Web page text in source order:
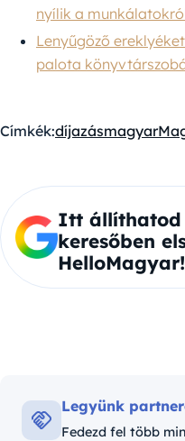
nyílik a
Lenyűgöző
palota
Címkék:díjazásmagyar
Itt állíthatod
keresőben
HelloMagyar!
Legyünk
Fedezd fel több